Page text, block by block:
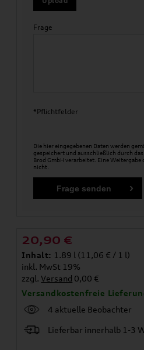
Frage
*Pflichtfelder
Die hier eingegebenen Daten werden
gespeichert und ausschließlich durch
Brod GmbH verarbeitet. Eine
nicht.
20,90 €
Inhalt: 1.89 l (11,06 € / 1 l)
inkl. MwSt 19%
zzgl.Versand 0,00 €
Versandkostenfreie
4 aktuelle Beobachter
Lieferbar innerhalb 1-3